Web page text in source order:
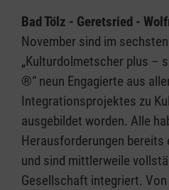
Bad Tölz - Geretsried -
November sind im
„Kulturdolmetscher plus –
®“ neun Engagierte aus
Integrationsprojektes zu
ausgebildet worden. Alle
Herausforderungen
und sind mittlerweile
Gesellschaft integriert.